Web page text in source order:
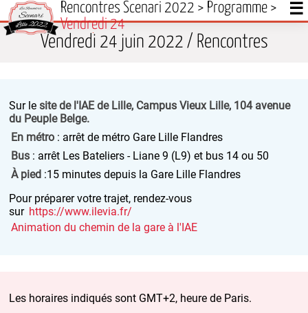
Rencontres Scenari 2022 > Programme >
Vendredi 24
Vendredi 24 juin 2022 / Rencontres
Sur le site de l'IAE de Lille, Campus Vieux Lille, 104 avenue
du Peuple Belge.
En métro : arrêt de métro Gare Lille Flandres
Bus : arrêt Les Bateliers - Liane 9 (L9) et bus 14 ou 50
À pied :15 minutes depuis la Gare Lille Flandres
Pour préparer votre trajet, rendez-vous
sur https://www.ilevia.fr/
Animation du chemin de la gare à l'IAE
Les horaires indiqués sont GMT+2, heure de Paris.